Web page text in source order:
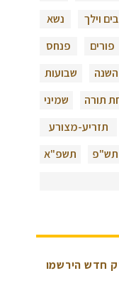
וילך
נשא
פורים
פנחס
שבועות
תורה
שמיני
תזריע-מצורע
תש"פ
תשפ"א
חדש הירשמו